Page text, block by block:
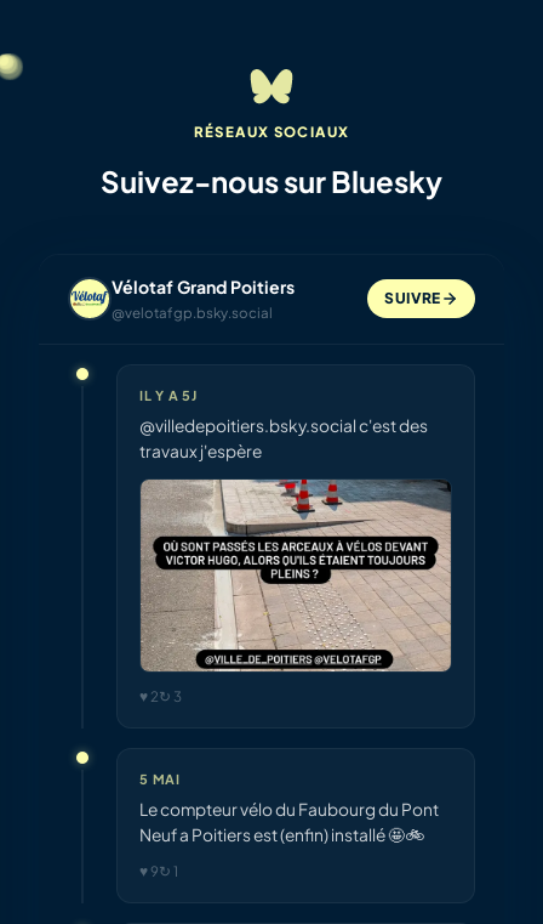
RÉSEAUX SOCIAUX
Suivez-nous sur Bluesky
Vélotaf Grand Poitiers
@velotafgp.bsky.social
SUIVRE
IL Y A 5J
@villedepoitiers.bsky.social c'est des
travaux j'espère
♥ 2↻ 3
5 MAI
Le compteur vélo du Faubourg du Pont
Neuf a Poitiers est (enfin) installé 🤩🚲
♥ 9↻ 1